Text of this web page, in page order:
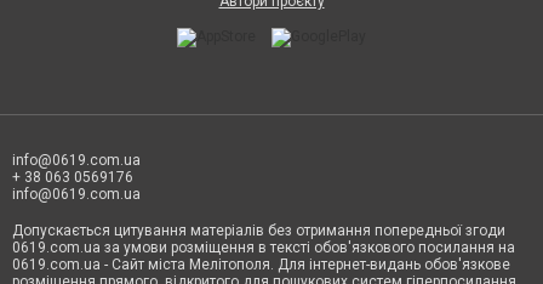
info@0619.com.ua
+ 38 063 0569176
info@0619.com.ua
Допускається цитування матеріалів без отримання попередньої згоди
0619.com.ua за умови розміщення в тексті обов'язкового посилання на
0619.com.ua - Сайт міста Мелітополя. Для інтернет-видань обов'язкове